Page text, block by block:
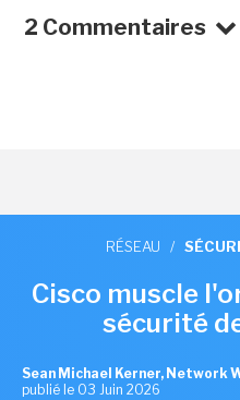
2 Commentaires
RÉSEAU /
Cisco muscle
sécurité
Sean Michael Kerner, Network
publié le 03 Juin 2026